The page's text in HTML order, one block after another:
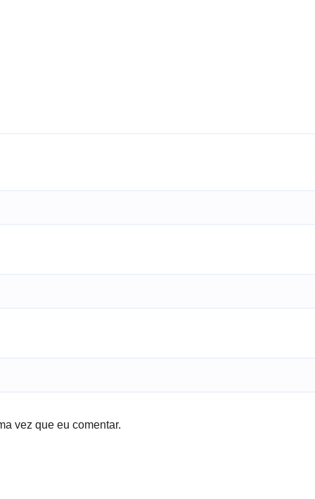
vez que eu comentar.